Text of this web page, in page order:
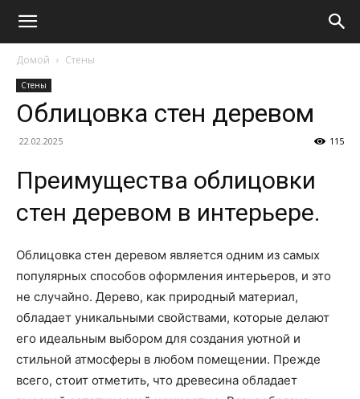
Домой Стены
Стены
Облицовка стен деревом
22.02.2025 115
Преимущества облицовки
стен деревом в интерьере.
Облицовка стен деревом является одним из самых
популярных способов оформления интерьеров, и это
не случайно. Дерево, как природный материал,
обладает уникальными свойствами, которые делают
его идеальным выбором для создания уютной и
стильной атмосферы в любом помещении. Прежде
всего, стоит отметить, что древесина обладает